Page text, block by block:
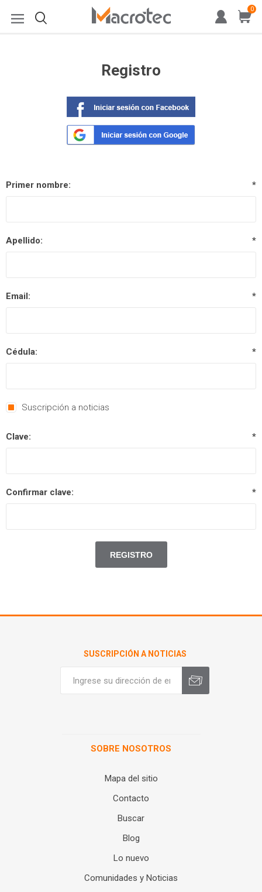
0
Registro
Primer nombre: *
Apellido: *
Email: *
Cédula: *
Suscripción a noticias
Clave: *
Confirmar clave: *
SUSCRIPCIÓN A NOTICIAS
SOBRE NOSOTROS
Mapa del sitio
Contacto
Buscar
Blog
Lo nuevo
Comunidades y Noticias